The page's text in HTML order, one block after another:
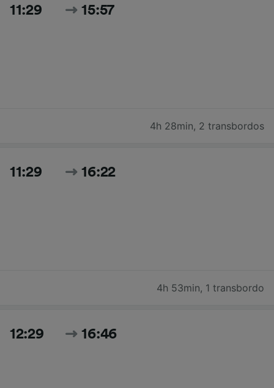
11:29 15:57
4h 28min, 2 transbordos
11:29 16:22
4h 53min, 1 transbordo
12:29 16:46